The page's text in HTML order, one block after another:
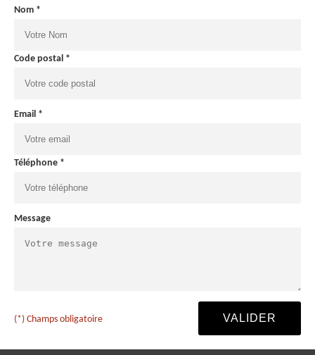
Nom *
Code postal *
Email *
Téléphone *
Message
(*) Champs obligatoire